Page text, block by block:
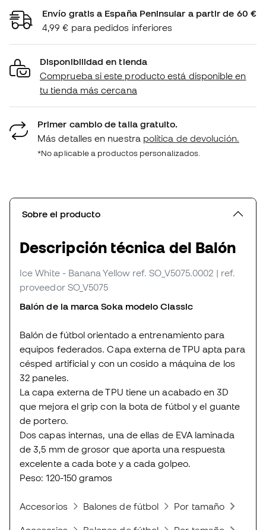
Envío gratis a España Peninsular a partir de 60 €
4,99 € para pedidos inferiores
Disponibilidad en tienda
Comprueba si este producto está disponible en
tu tienda más cercana
Primer cambio de talla gratuito.
Más detalles en nuestra política de devolución.
*No aplicable a productos personalizados.
Sobre el producto
Descripción técnica del Balón
Ice White - Banana Yellow ref. SO_V5075.0002 | ref.
proveedor SO_V5075
Balón de la marca Soka modelo Classic
Balón de fútbol orientado a entrenamiento para
equipos federados. Capa externa de TPU apta para
césped artificial y con un cosido a máquina de los
32 paneles.
La capa externa de TPU tiene un acabado en 3D
que mejora el grip con la bota de fútbol y el guante
de portero.
Dos capas internas, una de ellas de EVA laminada
de 3,5 mm de grosor que aporta una respuesta
excelente a cada bote y a cada golpeo.
Peso: 120-150 gramos
Accesorios Balones de fútbol Por tamaño